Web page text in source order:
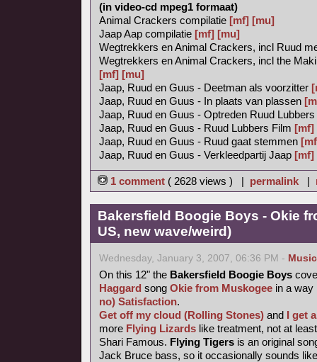
(in video-cd mpeg1 formaat)
Animal Crackers compilatie [mf] [mu]
Jaap Aap compilatie [mf] [mu]
Wegtrekkers en Animal Crackers, incl Ruud
Wegtrekkers en Animal Crackers, incl the
[mf] [mu]
Jaap, Ruud en Guus - Deetman als voorzitter
Jaap, Ruud en Guus - In plaats van plassen
Jaap, Ruud en Guus - Optreden Ruud Lubbers
Jaap, Ruud en Guus - Ruud Lubbers Film [mf]
Jaap, Ruud en Guus - Ruud gaat stemmen
Jaap, Ruud en Guus - Verkleedpartij Jaap [mf]
1 comment ( 2628 views ) | permalink |
Bakersfield Boogie Boys - Okie
US, new wave/weird)
Wednesday, January 3, 2007, 06:36 PM - Music
On this 12" the Bakersfield Boogie Boys
Haggard song Okie from Muskogee in a way
no) Satisfaction.
Get off my cloud (Rolling Stones) and I get
more Flying Lizards like treatment, not at
Shari Famous. Flying Tigers is an original
Jack Bruce bass, so it occasionally sounds